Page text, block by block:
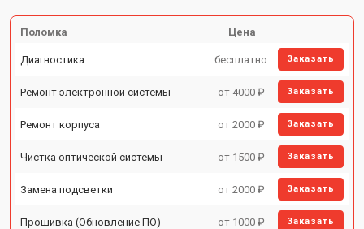
Поломка Цена
Диагностика бесплатно Заказать
Ремонт электронной системы от 4000 ₽ Заказать
Ремонт корпуса от 2000 ₽ Заказать
Чистка оптической системы от 1500 ₽ Заказать
Замена подсветки от 2000 ₽ Заказать
Прошивка (Обновление ПО) от 1000 ₽ Заказать